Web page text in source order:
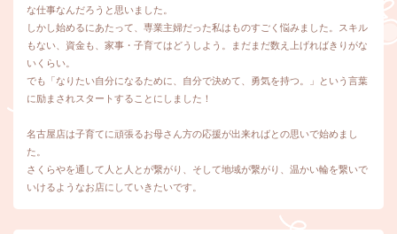
な仕事なんだろうと思いました。
しかし始めるにあたって、専業主婦だった私はものすごく悩みました。スキル
もない、資金も、家事・子育てはどうしよう。まだまだ数え上げればきりがな
いくらい。
でも「なりたい自分になるために、自分で決めて、勇気を持つ。」という言葉
に励まされスタートすることにしました！
名古屋店は子育てに頑張るお母さん方の応援が出来ればとの思いで始めまし
た。
さくらやを通して人と人とが繋がり、そして地域が繋がり、温かい輪を繋いで
いけるようなお店にしていきたいです。